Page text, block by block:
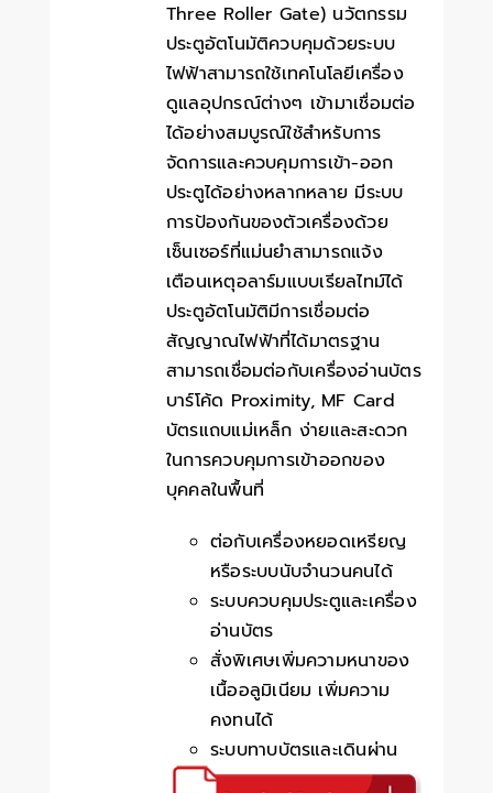
Three Roller Gate) นวัตกรรม
ประตูอัตโนมัติควบคุมด้วยระบบ
ไฟฟ้าสามารถใช้เทคโนโลยีเครื่อง
ดูแลอุปกรณ์ต่างๆ เข้ามาเชื่อมต่อ
ได้อย่างสมบูรณ์ใช้สำหรับการ
จัดการและควบคุมการเข้า-ออก
ประตูได้อย่างหลากหลาย มีระบบ
การป้องกันของตัวเครื่องด้วย
เซ็นเซอร์ที่แม่นยำสามารถแจ้ง
เตือนเหตุอลาร์มแบบเรียลไทม์ได้
ประตูอัตโนมัติมีการเชื่อมต่อ
สัญญาณไฟฟ้าที่ได้มาตรฐาน
สามารถเชื่อมต่อกับเครื่องอ่านบัตร
บาร์โค้ด Proximity, MF Card
บัตรแถบแม่เหล็ก ง่ายและสะดวก
ในการควบคุมการเข้าออกของ
บุคคลในพื้นที่
ต่อกับเครื่องหยอดเหรียญ
หรือระบบนับจำนวนคนได้
ระบบควบคุมประตูและเครื่อง
อ่านบัตร
สั่งพิเศษเพิ่มความหนาของ
เนื้ออลูมิเนียม เพิ่มความ
คงทนได้
ระบบทาบบัตรและเดินผ่าน